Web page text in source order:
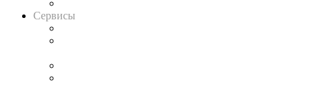
Сервисы